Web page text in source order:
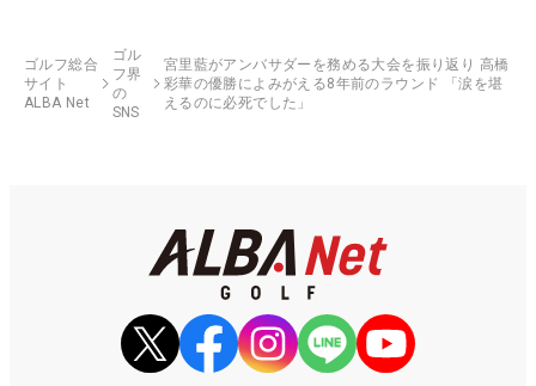
ゴルフ総合
サイト
ALBA Net
ゴル
フ界
の
SNS
宮里藍がアンバサダーを務める大会を振り返り 高橋
彩華の優勝によみがえる8年前のラウンド 「涙を堪
えるのに必死でした」